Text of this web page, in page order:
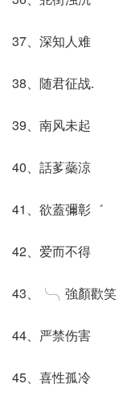
37、深知人难
38、随君征战.
39、南风未起
40、話茤蘂涼
41、欲蓋彌彰゛
42、爱而不得
43、╰╮強顏歡笑
44、严禁伤害
45、喜性孤冷